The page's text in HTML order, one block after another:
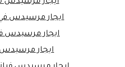
ايجار مرسيدس في
ايجار مرسيدس
ايجار مرسيدس